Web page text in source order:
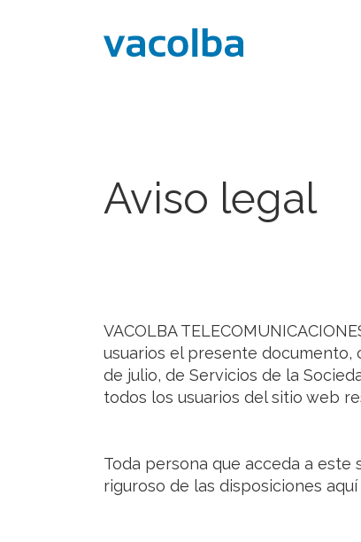
Aviso legal
VACOLBA
usuarios el presente documento,
de julio, de Servicios de la
todos los usuarios del sitio web
Toda persona que acceda a
riguroso de las disposiciones